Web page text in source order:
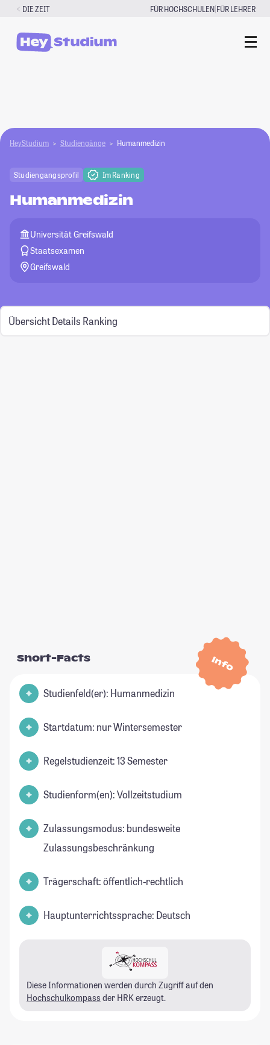
Zum
springen
DIE ZEIT FÜR HOCHSCHULEN|FÜR LEHRER
HeyStudium Studiengänge Humanmedizin
Studiengangsprofil Im Ranking
Humanmedizin
Universität Greifswald
Staatsexamen
Greifswald
Übersicht Details Ranking
Info
Short-Facts
Studienfeld(er): Humanmedizin
Startdatum: nur Wintersemester
Regelstudienzeit: 13 Semester
Studienform(en): Vollzeitstudium
Zulassungsmodus: bundesweite
Zulassungsbeschränkung
Trägerschaft: öffentlich-rechtlich
Hauptunterrichtssprache: Deutsch
Diese Informationen werden durch Zugriff auf den
Hochschulkompass der HRK erzeugt.